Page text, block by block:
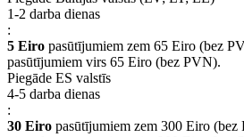
1-2 darba dienas
:
5 Eiro pasūtījumiem zem 65 Eiro (bez
pasūtījumiem virs 65 Eiro (bez PVN).
Piegāde ES valstīs
4-5 darba dienas
:
30 Eiro pasūtījumiem zem 300 Eiro (bez